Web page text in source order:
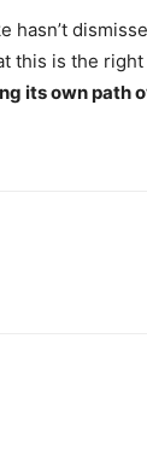
this is the
its own path